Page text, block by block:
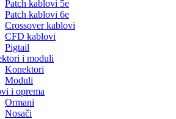
Patch kablovi 5e
Patch kablovi 6e
Crossover kablovi
CFD kablovi
Pigtail
i moduli
Konektori
Moduli
i oprema
Ormani
Nosači